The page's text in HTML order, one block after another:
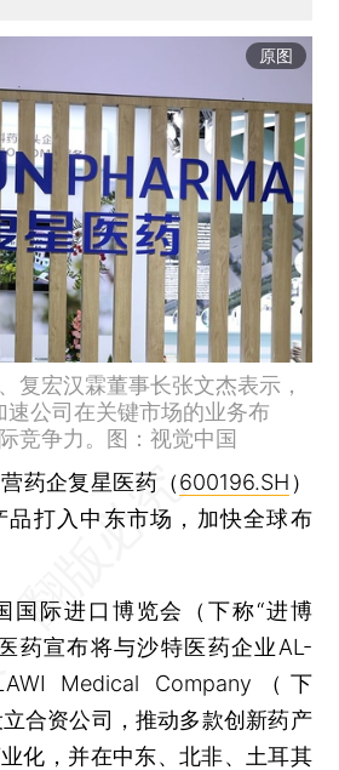
原图
复宏汉霖董事长张文杰表示，
速公司在关键市场的业务布
竞争力。图：视觉中国
药企复星医药（600196.SH ）
品打入中东市场，加快全球布
际进口博览会（下称“进博
药宣布将与沙特医药企业AL-
Medical Company（下
立合资公司，推动多款创新药产
化，并在中东、北非、土耳其